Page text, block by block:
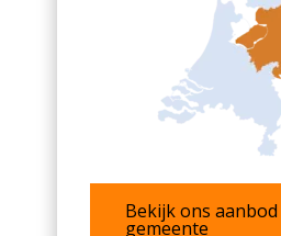
Bekijk ons
gemeente